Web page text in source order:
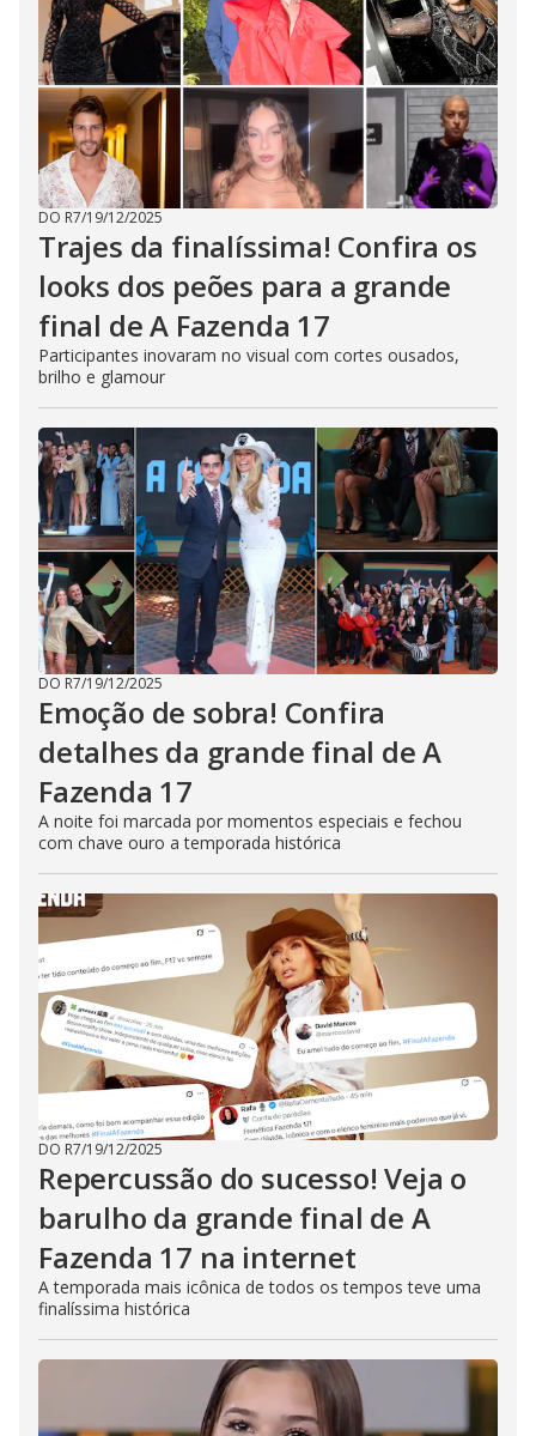
DO R7/19/12/2025
Trajes da finalíssima! Confira os
looks dos peões para a grande
final de A Fazenda 17
Participantes inovaram no visual com cortes ousados,
brilho e glamour
DO R7/19/12/2025
Emoção de sobra! Confira
detalhes da grande final de A
Fazenda 17
A noite foi marcada por momentos especiais e fechou
com chave ouro a temporada histórica
DO R7/19/12/2025
Repercussão do sucesso! Veja o
barulho da grande final de A
Fazenda 17 na internet
A temporada mais icônica de todos os tempos teve uma
finalíssima histórica